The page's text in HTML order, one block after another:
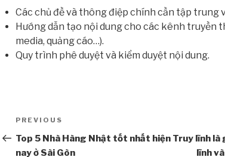
Các chủ đề và thông điệp chính cần tập trung
Hướng dẫn tạo nội dung cho các kênh truyền
media, quảng cáo…).
Quy trình phê duyệt và kiểm duyệt nội dung.
Điều
hướng
Previous
Post
PREVIOUS
Top 5 Nhà Hàng Nhật tốt nhất hiện
nay ở Sài Gòn
Truy lĩnh là
lĩnh